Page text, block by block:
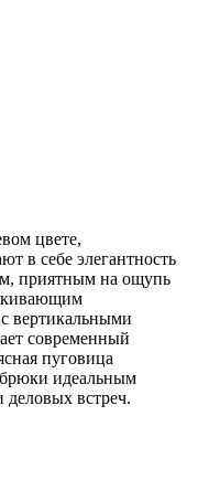
цвете,
в себе элегантность
приятным на ощупь
вертикальными
современный
пуговица
брюки идеальным
встреч.